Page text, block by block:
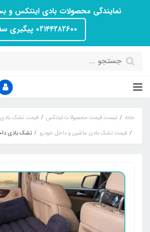
نمایندگی محصولات بادی اینتکس و
۰۲۱۴۴۲۸۲۶۰۰ پیگیری سفارش
خانه لیست قیمت محصولات اینتکس
قیمت تشک
قیمت تشک بادی ماشین و داخل خودرو
تشک بادی